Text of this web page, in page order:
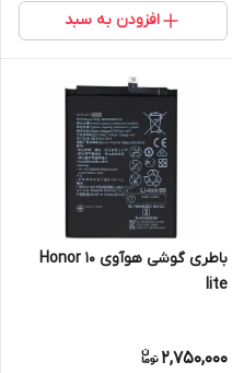
افزودن به سبد
باطری گوشی هوآوی Honor 10
lite
2,750,000